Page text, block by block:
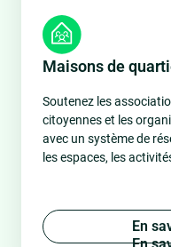
Maisons de
Soutenez les
citoyennes et les
avec un système de
les espaces, les
En sa